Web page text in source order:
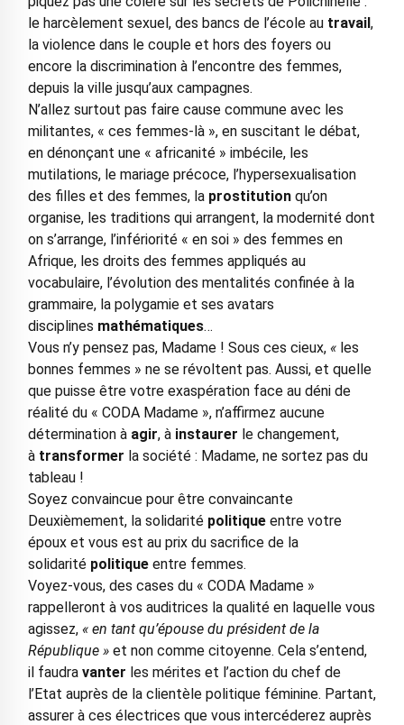
le harcèlement sexuel, des bancs de l’école au travail,
la violence dans le couple et hors des foyers ou
encore la discrimination à l’encontre des femmes,
depuis la ville jusqu’aux campagnes.
N’allez surtout pas faire cause commune avec les
militantes, « ces femmes-là », en suscitant le débat,
en dénonçant une « africanité » imbécile, les
mutilations, le mariage précoce, l’hypersexualisation
des filles et des femmes, la prostitutionqu’on
organise, les traditions qui arrangent, la modernité dont
on s’arrange, l’infériorité « en soi » des femmes en
Afrique, les droits des femmes appliqués au
vocabulaire, l’évolution des mentalités confinée à la
grammaire, la polygamie et ses avatars
disciplines mathématiques…
Vous n’y pensez pas, Madame ! Sous ces cieux, «les
bonnes femmes » ne se révoltent pas. Aussi, et quelle
que puisse être votre exaspération face au déni de
réalité du « CODA Madame », n’affirmez aucune
détermination à agir, à instaurer le changement,
à transformer la société : Madame, ne sortez pas du
tableau !
Soyez convaincue pour être convaincante
Deuxièmement, la solidarité politiqueentre votre
époux et vous est au prix du sacrifice de la
solidarité politiqueentre femmes.
Voyez-vous, des cases du « CODA Madame »
rappelleront à vos auditrices la qualité en laquelle vous
agissez, « en tant qu’épouse du président de la
République »et non comme citoyenne. Cela s’entend,
il faudra vanter les mérites et l’action du chef de
l’Etat auprès de la clientèle politique féminine. Partant,
assurer à ces électrices que vous intercéderez auprès